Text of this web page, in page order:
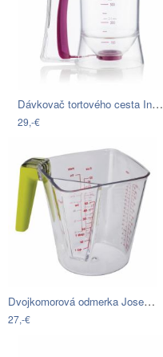
Dávkovač tortového cesta InnovaGoods
29,-€
Dvojkomorová odmerka Joseph Joseph 2…
27,-€